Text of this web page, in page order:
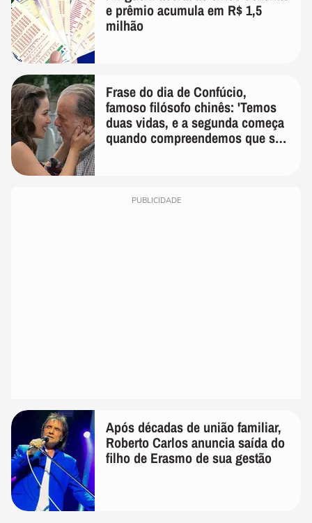
e prêmio acumula em R$ 1,5
milhão
Frase do dia de Confúcio,
famoso filósofo chinês: 'Temos
duas vidas, e a segunda começa
quando compreendemos que só
PUBLICIDADE
Após décadas de união familiar,
Roberto Carlos anuncia saída do
filho de Erasmo de sua gestão